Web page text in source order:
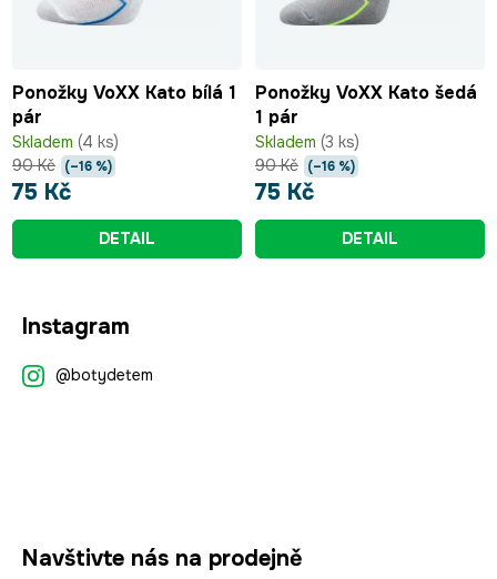
Ponožky VoXX Kato bílá 1
pár
Skladem (4 ks)
75 Kč
90 Kč (–16 %)
DETAIL
Ponožky VoXX Kato šedá
1 pár
Skladem (3 ks)
75 Kč
90 Kč (–16 %)
DETAIL
Instagram
@botydetem
Navštivte nás na prodejně